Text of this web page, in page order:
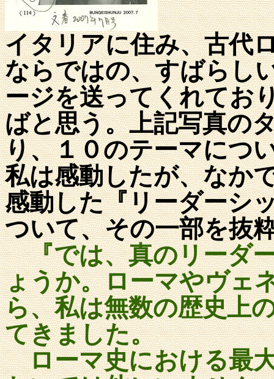
イタリアに住み、古代
ならではの、すばらし
ージを送ってくれてお
ばと思う。上記写真の
り、１０のテーマにつ
私は感動したが、なか
感動した『リーダーシ
ついて、その一部を抜
『では、真のリーダ
ょうか。ローマやヴェ
ら、私は無数の歴史上
てきました。
ローマ史における最